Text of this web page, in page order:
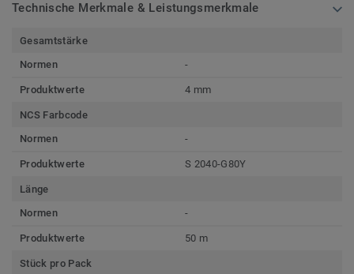
Technische Merkmale & Leistungsmerkmale
Gesamtstärke
Normen
-
Produktwerte 4 mm
NCS Farbcode
Normen
-
Produktwerte S 2040-G80Y
Länge
Normen
-
Produktwerte 50 m
Stück pro Pack